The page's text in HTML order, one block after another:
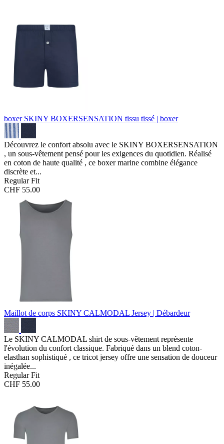
boxer SKINY BOXERSENSATION tissu tissé | boxer
Découvrez le confort absolu avec le SKINY BOXERSENSATION
, un sous-vêtement pensé pour les exigences du quotidien. Réalisé
en coton de haute qualité , ce boxer marine combine élégance
discrète et...
Regular Fit
CHF 55.00
Maillot de corps SKINY CALMODAL Jersey | Débardeur
Le SKINY CALMODAL shirt de sous-vêtement représente
l'évolution du confort classique. Fabriqué dans un blend coton-
elasthan sophistiqué , ce tricot jersey offre une sensation de douceur
inégalée...
Regular Fit
CHF 55.00